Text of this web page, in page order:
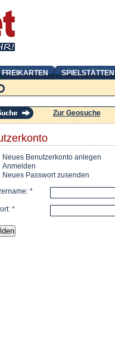
FREIKARTEN SPIELSTÄTTEN
Zur Geosuche
Neues Benutzerkonto anlegen
Anmelden
Neues Passwort zusenden
*
*